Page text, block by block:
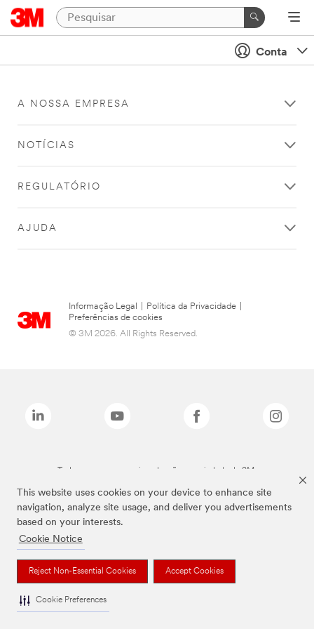
This website uses cookies on your device to enhance site
navigation, analyze site usage, and deliver you advertisements
based on your interests.
Cookie Notice
Reject Non-Essential Cookies Accept Cookies
Cookie Preferences
Conta
A NOSSA EMPRESA
NOTÍCIAS
REGULATÓRIO
AJUDA
Informação Legal Política da Privacidade
Preferências de cookies
© 3M 2026. All Rights Reserved.
Todas as marcas mencionadas são propriedade da 3M.